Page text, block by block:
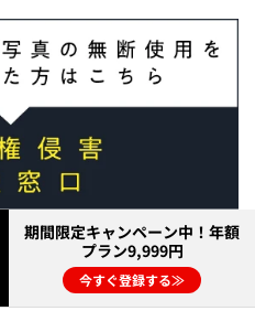
期間限定キャンペーン中！年額
プラン9,999円
今すぐ登録する≫